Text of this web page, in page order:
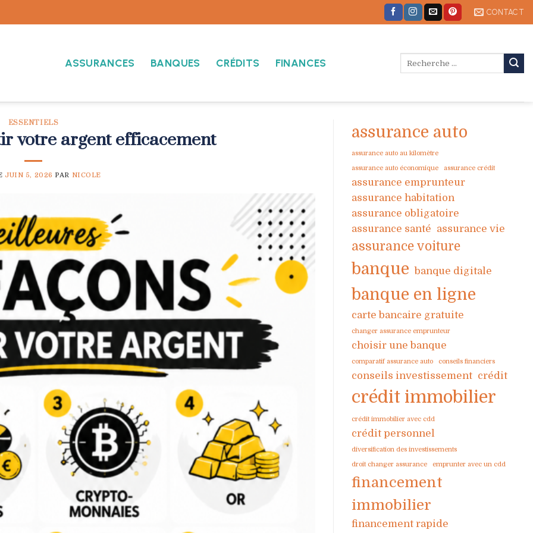
CONTACT
ASSURANCES BANQUES CRÉDITS FINANCES
ESSENTIELS
votre argent efficacement
JUIN 5, 2026 PAR NICOLE
assurance auto
assurance auto au kilomètre
assurance auto économique
assurance crédit
assurance emprunteur
assurance habitation
assurance obligatoire
assurance santé assurance vie
assurance voiture
banque banque digitale
banque en ligne
carte bancaire gratuite
changer assurance emprunteur
choisir une banque
comparatif assurance auto conseils financiers
conseils investissement crédit
crédit immobilier
crédit immobilier avec cdd
crédit personnel
diversification des investissements
droit changer assurance
emprunter avec un cdd
financement
immobilier
financement rapide